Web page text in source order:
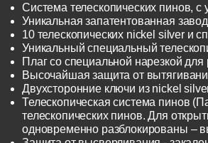
Система телескопических пинов,
Уникальная запатентованная
10 телескопических nickel silver и
Уникальный специальный
Плаг со специальной нарезкой
Высочайшая защита от
Двухсторонние ключи из nickel
Телескопическая система пинов
телескопических пинов. Для
одновременно разблокированы –